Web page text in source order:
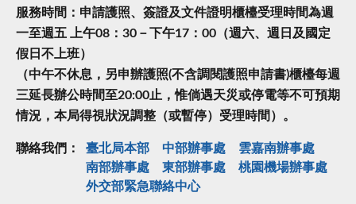
服務時間：申請護照、簽證及文件證明櫃檯受理時間為週
一至週五 上午08：30－下午17：00（週六、週日及國定
假日不上班）
（中午不休息，另申辦護照(不含調閱護照申請書)櫃檯每週
三延長辦公時間至20:00止，惟倘遇天災或停電等不可預期
情況，本局得視狀況調整（或暫停）受理時間）。
聯絡我們： 臺北局本部 中部辦事處
雲嘉南辦事處
南部辦事處
東部辦事處
桃園機場辦事處
外交部緊急聯絡中⼼